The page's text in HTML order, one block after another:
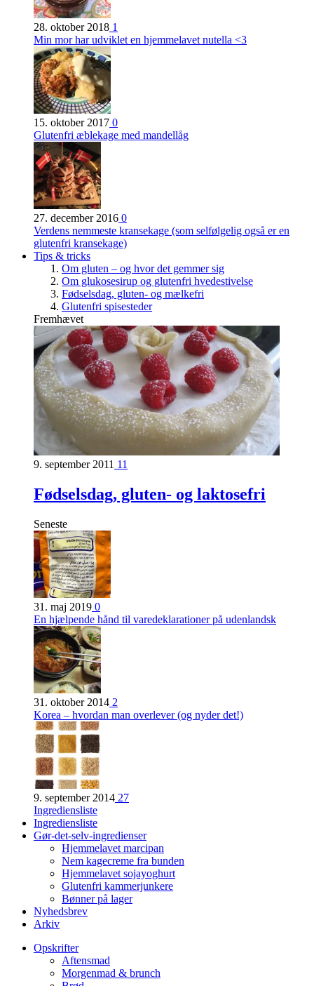
28. oktober 2018 1
Min mor har udviklet en hjemmelavet nutella <3
15. oktober 2017 0
Glutenfri æblekage med mandellåg
27. december 2016 0
Verdens nemmeste kransekage (som selfølgelig også er en
glutenfri kransekage)
Tips & tricks
Om gluten – og hvor det gemmer sig
Om glukosesirup og glutenfri hvedestivelse
Fødselsdag, gluten- og mælkefri
Glutenfri spisesteder
Fremhævet
9. september 2011 11
Fødselsdag, gluten- og laktosefri
Seneste
31. maj 2019 0
En hjælpende hånd til varedeklarationer på udenlandsk
31. oktober 2014 2
Korea – hvordan man overlever (og nyder det!)
9. september 2014 27
Ingrediensliste
Ingrediensliste
Gør-det-selv-ingredienser
Hjemmelavet marcipan
Nem kagecreme fra bunden
Hjemmelavet sojayoghurt
Glutenfri kammerjunkere
Bønner på lager
Nyhedsbrev
Arkiv
Opskrifter
Aftensmad
Morgenmad & brunch